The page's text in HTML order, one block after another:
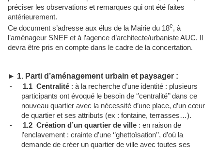
préciser les observations et remarques qui ont été faites
antérieurement.
Ce document s’adresse aux élus de la Mairie du 18e, à
l’aménageur SNEF et à l’agence d’architecte/urbaniste AUC. Il
devra être pris en compte dans le cadre de la concertation.
► 1. Parti d’aménagement urbain et paysager :
- 1.1 Centralité : à la recherche d’une identité : plusieurs
participants ont évoqué le besoin de ‘’centralité’’ dans ce
nouveau quartier avec la nécessité d’une place, d’un cœur
de quartier et ses attributs (ex : fontaine, terrasses…).
-
1.2 Création d’un quartier de ville : en raison de
l’enclavement : crainte d’une ‘’ghettoïsation’’, d’où la
demande de créer un quartier de ville avec toutes ses